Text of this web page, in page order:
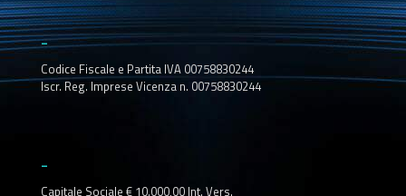
_
Codice Fiscale e Partita IVA 00758830244
Iscr. Reg. Imprese Vicenza n. 00758830244
Capitale Sociale € 10.000,00 Int. Vers.